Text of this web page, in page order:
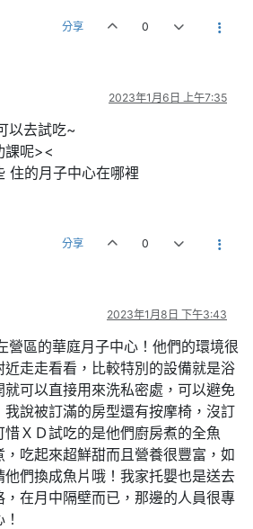
分享 0
2023年1月6日 上午7:35
以去試吃~
課呢><
住的月子中心在哪裡
分享 0
2023年1月8日 下午3:43
營區的華庭月子中心！他們的環境很
走走看看，比較特別的設備就是浴
可以直接用來洗私密處，可以避免
說被訂滿的房型還有按摩椅，沒訂
ＸＤ試吃的是他們廚房煮的全魚
吃起來超鮮甜而且營養很豐富，如
們換成魚片哦！我家托嬰也是送去
在月中隔壁而已，那邊的人員很專